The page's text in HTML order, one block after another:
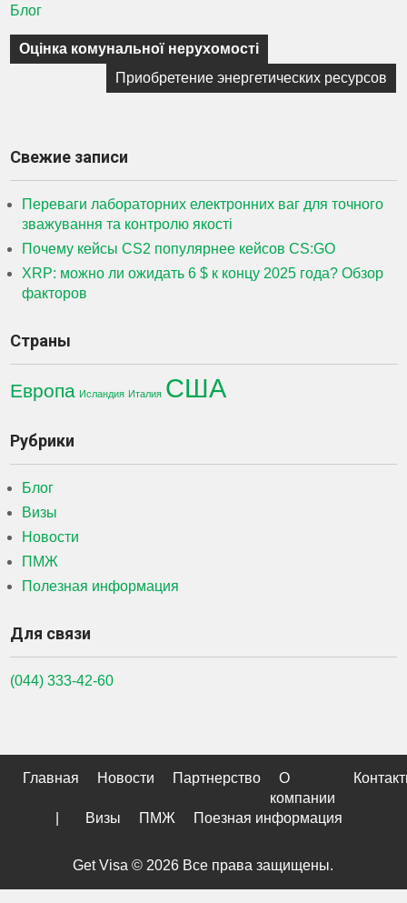
Блог
Навигация
Оцінка комунальної нерухомості
Приобретение энергетических ресурсов
Свежие записи
Переваги лабораторних електронних ваг для точного
зважування та контролю якості
Почему кейсы CS2 популярнее кейсов CS:GO
XRP: можно ли ожидать 6 $ к концу 2025 года? Обзор
факторов
Страны
Европа Исландия Италия США
Рубрики
Блог
Визы
Новости
ПМЖ
Полезная информация
Для связи
(044) 333-42-60
Главная Новости Партнерство
О
компании
Визы ПМЖ Поезная информация
Get Visa © 2026 Все права защищены.